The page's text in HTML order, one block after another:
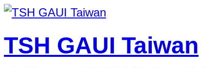
TSH GAUI Taiwan